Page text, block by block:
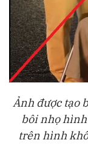
Ảnh được tạo
bôi nhọ
trên hình